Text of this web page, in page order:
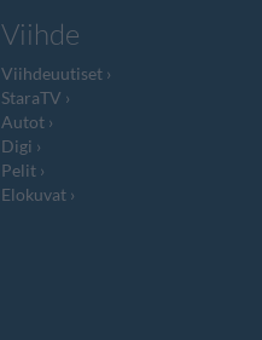
Viihde
Viihdeuutiset
StaraTV
Autot
Digi
Pelit
Elokuvat